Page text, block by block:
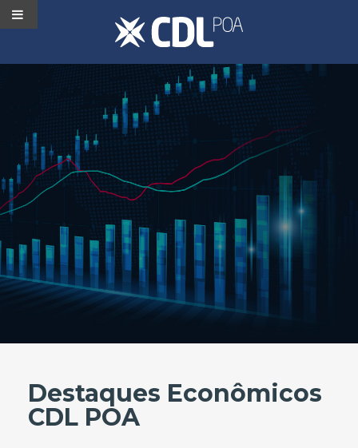
Destaques Econômicos
CDL POA